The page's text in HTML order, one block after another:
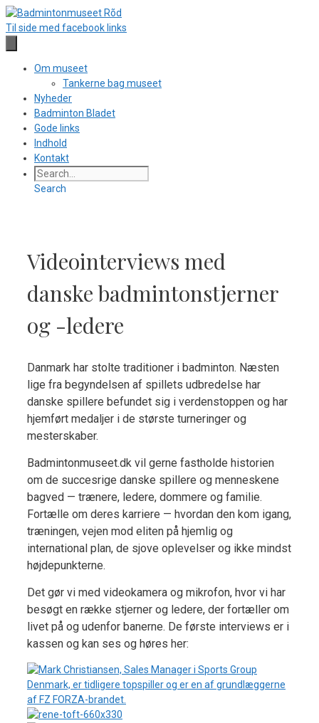
Hop
til
Til side med facebook links
Om museet
Tankerne bag museet
Nyheder
Badminton Bladet
Gode links
Indhold
Kontakt
Search
Videointerviews med
danske badmintonstjerner
og -ledere
Danmark har stolte traditioner i badminton. Næsten
lige fra begyndelsen af spillets udbredelse har
danske spillere befundet sig i verdenstoppen og har
hjemført medaljer i de største turneringer og
mesterskaber.
Badmintonmuseet.dk vil gerne fastholde historien
om de succesrige danske spillere og menneskene
bagved — trænere, ledere, dommere og familie.
Fortælle om deres karriere — hvordan den kom igang,
træningen, vejen mod eliten på hjemlig og
international plan, de sjove oplevelser og ikke mindst
højdepunkterne.
Det gør vi med videokamera og mikrofon, hvor vi har
besøgt en række stjerner og ledere, der fortæller om
livet på og udenfor banerne. De første interviews er i
kassen og kan ses og høres her: